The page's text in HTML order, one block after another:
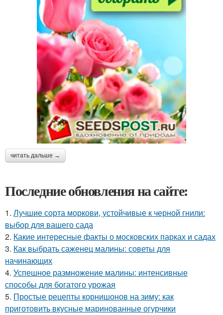
читать дальше →
Последние обновления на сайте:
1. Лучшие сорта моркови, устойчивые к черной гнили:
выбор для вашего сада
2. Какие интересные факты о московских парках и садах
3. Как выбрать саженец малины: советы для
начинающих
4. Успешное размножение малины: интенсивные
способы для богатого урожая
5. Простые рецепты корнишонов на зиму: как
приготовить вкусные маринованные огурчики